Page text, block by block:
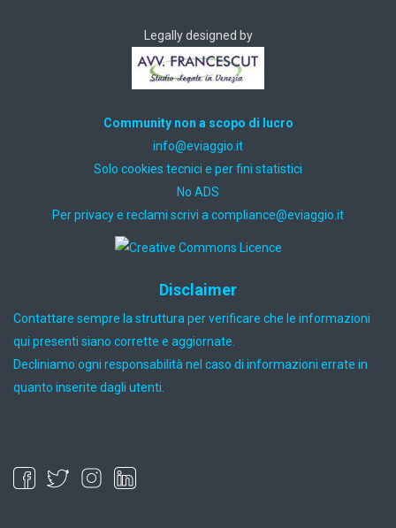
Legally designed by
Community non a scopo di lucro
ti.oiggaive@ofni
Solo cookies tecnici e per fini statistici
No ADS
Per privacy e reclami scrivi a ti.oiggaive@ecnailpmoc
Disclaimer
Contattare sempre la struttura per verificare che le informazioni
qui presenti siano corrette e aggiornate.
Decliniamo ogni responsabilità nel caso di informazioni errate in
quanto inserite dagli utenti.